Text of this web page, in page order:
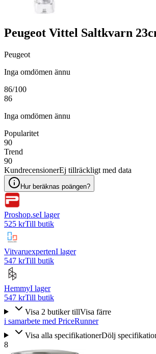
Peugeot Vittel Saltkvarn
Peugeot
Inga omdömen ännu
86/100
86
Inga omdömen ännu
Popularitet
90
Trend
90
KundrecensionerEj tillräckligt med data
Hur beräknas poängen?
Proshop.seI lager
525 krTill butik
VitvaruexpertenI lager
547 krTill butik
HemmyI lager
547 krTill butik
Visa 2 butiker tillVisa färre
i samarbete med PriceRunner
Visa alla specifikationerDölj
8